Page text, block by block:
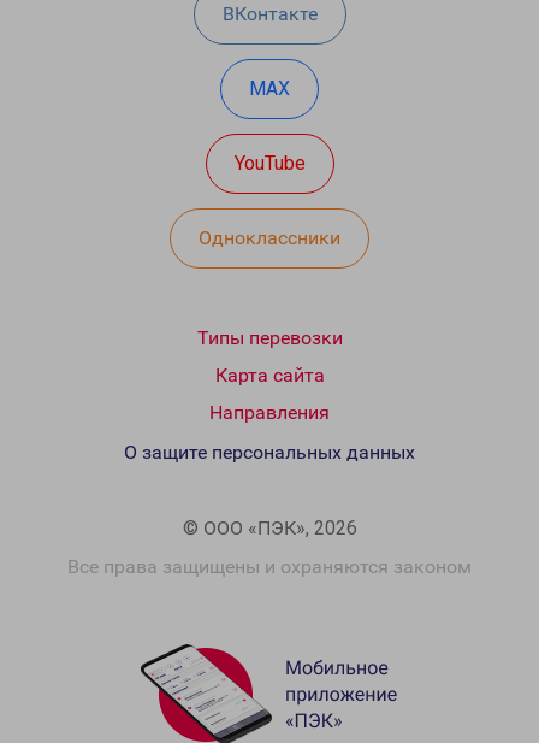
ВКонтакте
MAX
YouTube
Одноклассники
Типы перевозки
Карта сайта
Направления
© ООО «ПЭК», 2026
Все права защищены и охраняются законом
О защите персональных данных